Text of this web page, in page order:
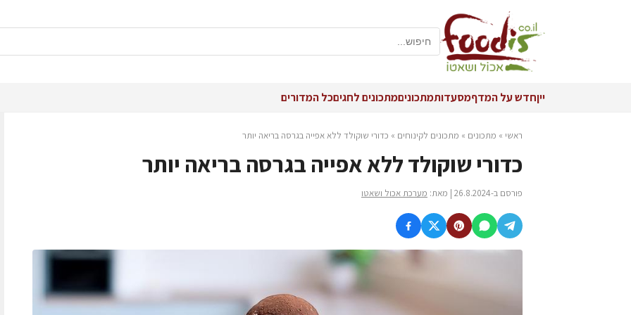
ייןחדש על המדףמסעדותמתכוניםמתכונים לחגיםכל המדורים
ראשי » מתכונים » מתכונים לקינוחים » כדורי שוקולד ללא אפייה בגרסה בריאה יותר
כדורי שוקולד ללא אפייה בגרסה בריאה יותר
פורסם ב-26.8.2024 | מאת: מערכת אכול ושאטו